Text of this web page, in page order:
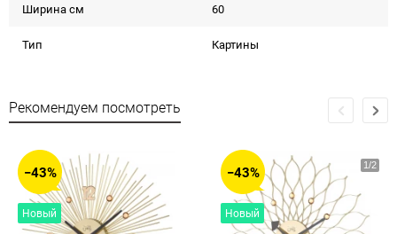
Ширина см 60
Тип Картины
Рекомендуем посмотреть
−43%
Новый
−43%
Новый